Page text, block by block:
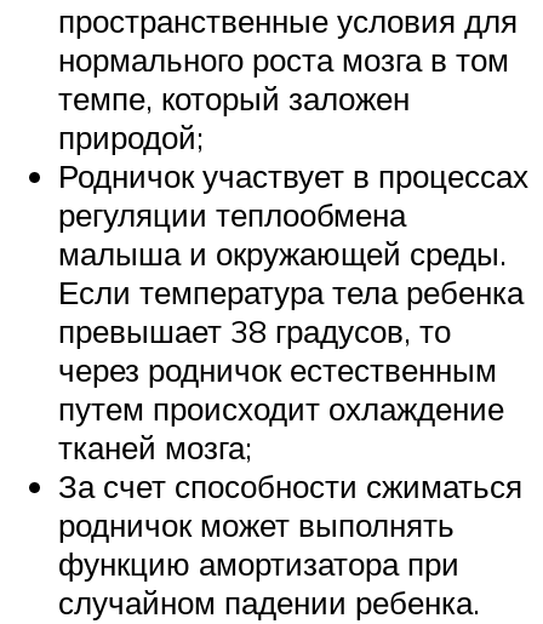
пространственные условия для
нормального роста мозга в том
темпе, который заложен
природой;
Родничок участвует в процессах
регуляции теплообмена
малыша и окружающей среды.
Если температура тела ребенка
превышает 38 градусов, то
через родничок естественным
путем происходит охлаждение
тканей мозга;
За счет способности сжиматься
родничок может выполнять
функцию амортизатора при
случайном падении ребенка.